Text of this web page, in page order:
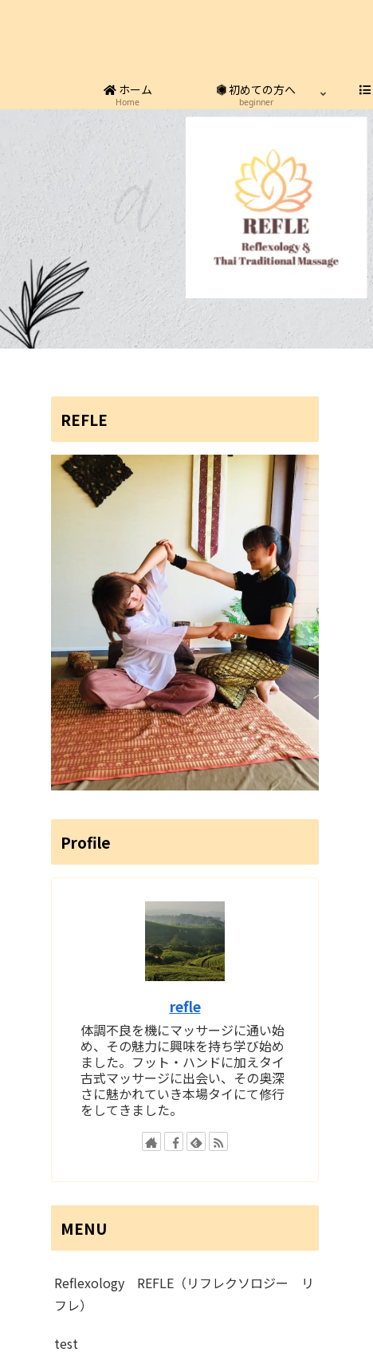
ホーム
Home
初めての方へ
beginner
REFLE
Profile
refle
体調不良を機にマッサージに通い始
め、その魅力に興味を持ち学び始め
ました。フット・ハンドに加えタイ
古式マッサージに出会い、その奥深
さに魅かれていき本場タイにて修行
をしてきました。
MENU
Reflexology REFLE（リフレクソロジー リ
フレ）
test